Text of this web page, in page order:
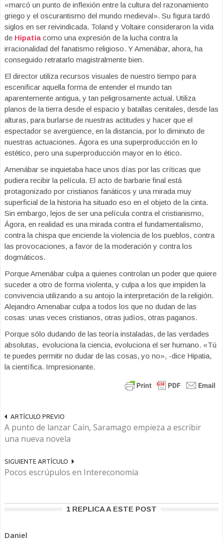
«marcó un punto de inflexión entre la cultura del razonamiento
griego y el oscurantismo del mundo medieval». Su figura tardó
siglos en ser reivindicada. Toland y Voltaire consideraron la vida
de Hipatia como una expresión de la lucha contra la
irracionalidad del fanatismo religioso. Y Amenábar, ahora, ha
conseguido retratarlo magistralmente bien.
El director utiliza recursos visuales de nuestro tiempo para
escenificar aquella forma de entender el mundo tan
aparentemente antigua, y tan peligrosamente actual. Utiliza
planos de la tierra desde el espacio y batallas cenitales, desde las
alturas, para burlarse de nuestras actitudes y hacer que el
espectador se avergüence, en la distancia, por lo diminuto de
nuestras actuaciones. Ágora es una superproducción en lo
estético, pero una superproducción mayor en lo ético.
Amenábar se inquietaba hace unos días por las críticas que
pudiera recibir la película. El acto de barbarie final está
protagonizado por cristianos fanáticos y una mirada muy
superficial de la historia ha situado eso en el objeto de la cinta.
Sin embargo, lejos de ser una película contra el cristianismo,
Ágora, en realidad es una mirada contra el fundamentalismo,
contra la chispa que enciende la violencia de los pueblos, contra
las provocaciones, a favor de la moderación y contra los
dogmáticos.
Porque Amenábar culpa a quienes controlan un poder que quiere
suceder a otro de forma violenta, y culpa a los que impiden la
convivencia utilizando a su antojo la interpretación de la religión.
Alejandro Amenabar culpa a todos los que no dudan de las
cosas: unas veces cristianos, otras judíos, otras paganos.
Porque sólo dudando de las teoría instaladas, de las verdades
absolutas, evoluciona la ciencia, evoluciona el ser humano. «Tú
te puedes permitir no dudar de las cosas, yo no», -dice Hipatia,
la científica. Impresionante.
ARTÍCULO PREVIO
A punto de lanzar Caín, Saramago empieza a escribir
una nueva novela
SIGUIENTE ARTÍCULO
Pocos escrúpulos en Intereconomía
1 REPLICA A ESTE POST
Daniel